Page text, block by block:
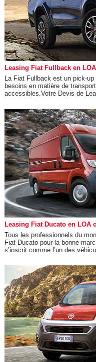
Leasing Fiat Fullback en
La Fiat Fullback est un pick-
besoins en matière de
accessibles.Votre Devis de
Leasing Fiat Ducato en LOA
Tous les professionnels du
Fiat Ducato pour la bonne
s’inscrit comme l’un des